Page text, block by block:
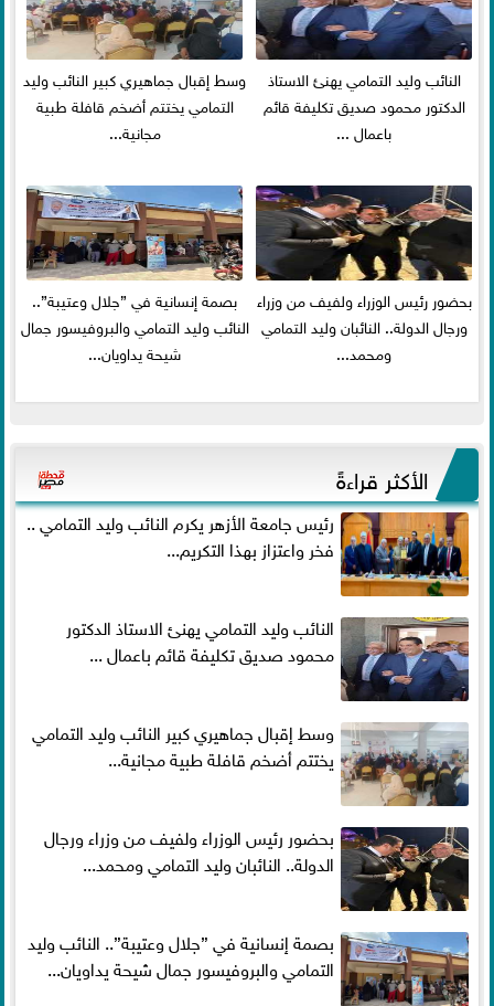
النائب وليد التمامي يهنئ الاستاذ
الدكتور محمود صديق تكليفة قائم
باعمال ...
وسط إقبال جماهيري كبير النائب وليد
التمامي يختتم أضخم قافلة طبية
مجانية...
بحضور رئيس الوزراء ولفيف من وزراء
ورجال الدولة.. النائبان وليد التمامي
ومحمد...
بصمة إنسانية في ”جلال وعتيبة”..
النائب وليد التمامي والبروفيسور جمال
شيحة يداويان...
الأكثر قراءةً
رئيس جامعة الأزهر يكرم النائب وليد التمامي ..
فخر واعتزاز بهذا التكريم...
النائب وليد التمامي يهنئ الاستاذ الدكتور
محمود صديق تكليفة قائم باعمال ...
وسط إقبال جماهيري كبير النائب وليد التمامي
يختتم أضخم قافلة طبية مجانية...
بحضور رئيس الوزراء ولفيف من وزراء ورجال
الدولة.. النائبان وليد التمامي ومحمد...
بصمة إنسانية في ”جلال وعتيبة”.. النائب وليد
التمامي والبروفيسور جمال شيحة يداويان...